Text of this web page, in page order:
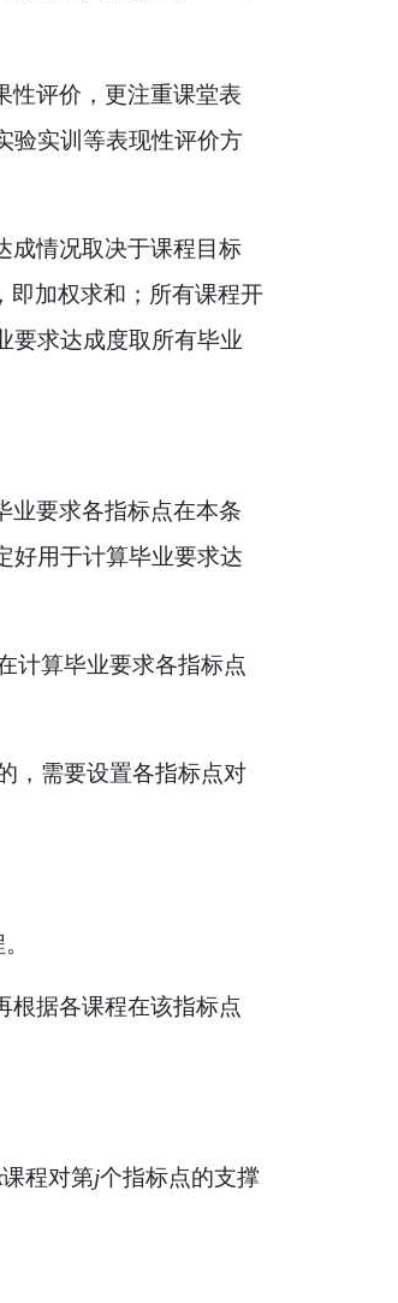
性评价，更注重课堂表
验实训等表现性评价方
成情况取决于课程目标
即加权求和；所有课程开
要求达成度取所有毕业
业要求各指标点在本条
好用于计算毕业要求达
计算毕业要求各指标点
，需要设置各指标点对
根据各课程在该指标点
课程对第j个指标点的支撑